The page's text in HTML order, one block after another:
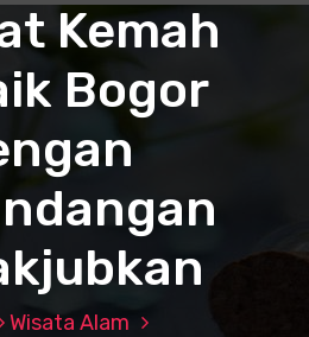
Kemah
Bogor
Wisata Alam